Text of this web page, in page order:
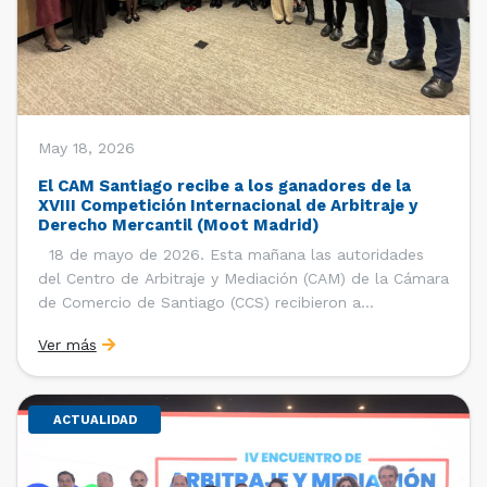
May 18, 2026
El CAM Santiago recibe a los ganadores de la
XVIII Competición Internacional de Arbitraje y
Derecho Mercantil (Moot Madrid)
18 de mayo de 2026. Esta mañana las autoridades
del Centro de Arbitraje y Mediación (CAM) de la Cámara
de Comercio de Santiago (CCS) recibieron a
Facultad de Derecho de la Universidad de Chile que se
consagró como ganador de la […]
Ver más
ACTUALIDAD